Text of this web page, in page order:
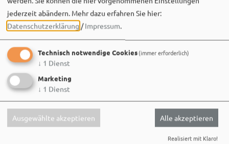
jederzeit abändern. Mehr dazu erfahren Sie hier:
Datenschutzerklärung /Impressum.
Technisch notwendige Cookies(immer erforderlich)
↓ 1 Dienst
Marketing
↓ 1 Dienst
Ausgewählte akzeptieren Alle akzeptieren
Realisiert mit Klaro!